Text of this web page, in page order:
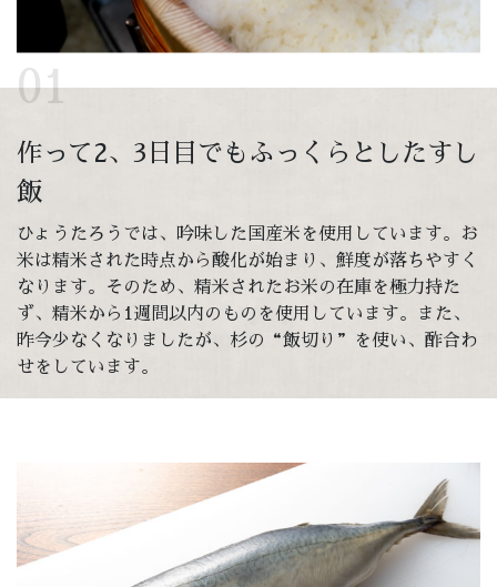
01
作って2、3日目でもふっくらとしたすし
飯
ひょうたろうでは、吟味した国産米を使用しています。お
米は精米された時点から酸化が始まり、鮮度が落ちやすく
なります。そのため、精米されたお米の在庫を極力持た
ず、精米から1週間以内のものを使用しています。また、
昨今少なくなりましたが、杉の“飯切り”を使い、酢合わ
せをしています。